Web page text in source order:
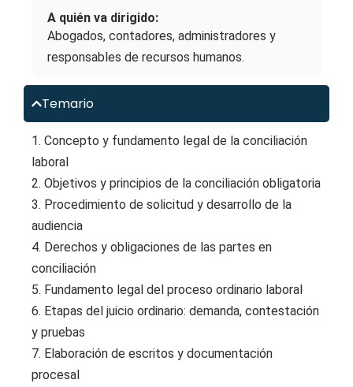
A quién va dirigido:
Abogados, contadores, administradores y
responsables de recursos humanos.
Temario
1. Concepto y fundamento legal de la conciliación
laboral
2. Objetivos y principios de la conciliación obligatoria
3. Procedimiento de solicitud y desarrollo de la
audiencia
4. Derechos y obligaciones de las partes en
conciliación
5. Fundamento legal del proceso ordinario laboral
6. Etapas del juicio ordinario: demanda, contestación
y pruebas
7. Elaboración de escritos y documentación
procesal